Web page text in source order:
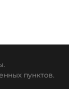
пунктов.